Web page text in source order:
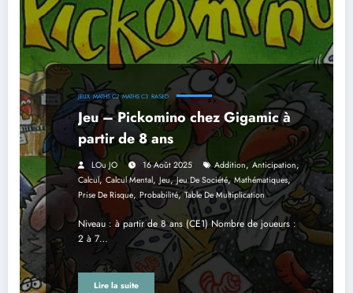
JEUX MATHS C2 MATHS C3 RASED
Jeu – Pickomino chez Gigamic à
partir de 8 ans
LOu JO 16 Août 2025 Addition,Anticipation,
Calcul, Calcul Mental, Jeu,Jeu De Société,Mathématiques,
Prise De Risque, Probabilité, Table De Multiplication
Niveau : à partir de 8 ans (CE1) Nombre de joueurs :
2 à 7…
Lire la suite